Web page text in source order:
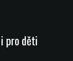
pro děti